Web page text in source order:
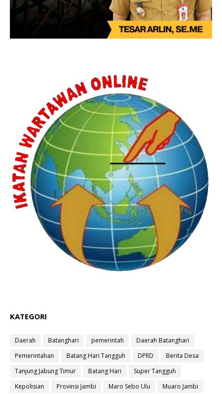
KATEGORI
Daerah Batanghari pemerintah
Daerah Batanghari
Pemerintahan
Batang Hari Tangguh DPRD
Berita Desa
Tanjung Jabung Timur
Batang Hari
Super Tangguh
Kepolisian
Provinsi Jambi Maro Sebo Ulu
Muaro Jambi